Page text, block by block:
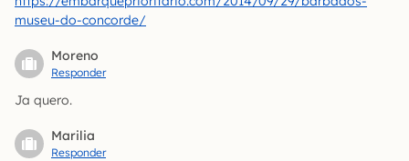
museu-do-concorde/
Moreno
Responder
Ja quero.
Marilia
Responder